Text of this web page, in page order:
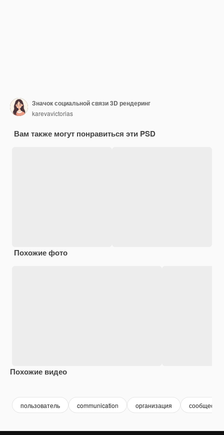
Значок социальной связи 3D рендеринг
karevavictorias
Вам также могут понравиться эти PSD
Похожие фото
Похожие видео
пользователь communication организация сообщество